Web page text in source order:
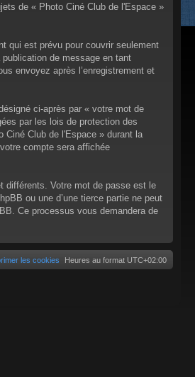
de « Photo Ciné Club de l'Espace »
qui est prévu pour couvrir seulement
de message en tant
envoyez après l’enregistrement et
ci-après par « votre mot de
par les lois de protection des
Ciné Club de l'Espace » durant la
compte sera affichée
différents. Votre mot de passe est le
ou une d’une tierce partie ne peut
Ce processus vous demandera de
Heures au format UTC+02:00
les cookies